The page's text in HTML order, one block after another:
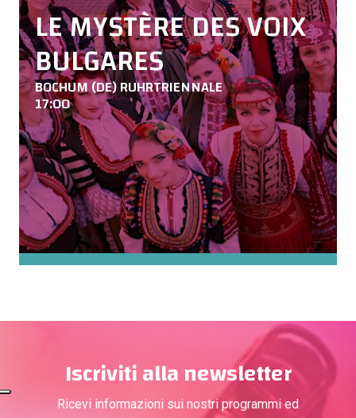
LE MYSTÈRE DES VOIX
BULGARES
BOCHUM (DE) RUHRTRIENNALE
17:00
Iscriviti alla newsletter
Ricevi informazioni sui nostri programmi ed